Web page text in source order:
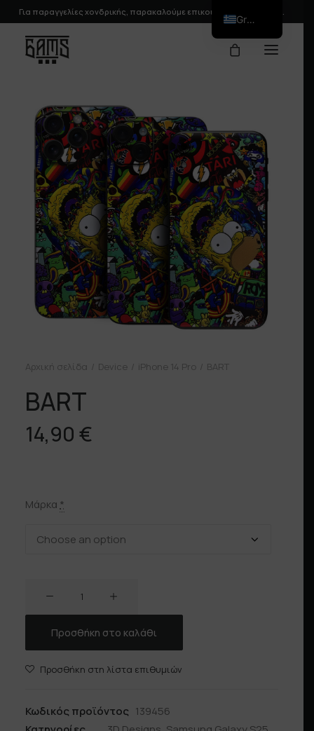
Για παραγγελίες χονδρικής, παρακαλούμε επικοινωνήστε μαζί μας.
Αρχική σελίδα Device iPhone 14 Pro BART
BART
14,90 €
Μάρκα *
Προσθήκη στο καλάθι
Προσθήκη στη λίστα επιθυμιών
Κωδικός προϊόντος 139456
Greek